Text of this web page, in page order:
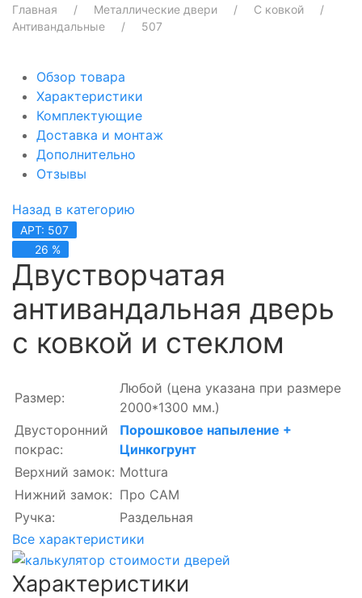
Главная Металлические двери
С ковкой
Антивандальные
507
Обзор товара
Характеристики
Комплектующие
Доставка и монтаж
Дополнительно
Отзывы
Назад в категорию
АРТ: 507
26 %
Двустворчатая
антивандальная дверь
с ковкой и стеклом
Размер:
Любой (цена указана при размере
2000*1300 мм.)
Двусторонний
покрас:
Порошковое напыление +
Цинкогрунт
Верхний замок: Mottura
Нижний замок: Про САМ
Ручка:
Раздельная
Все характеристики
Характеристики